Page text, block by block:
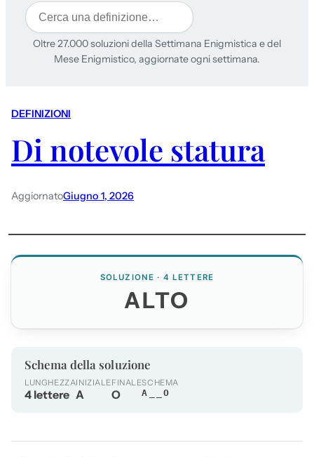
Cerca
Oltre 27.000 soluzioni della Settimana Enigmistica e del
Mese Enigmistico, aggiornate ogni settimana.
DEFINIZIONI
Di notevole statura
AggiornatoGiugno 1, 2026
SOLUZIONE · 4 LETTERE
ALTO
Schema della soluzione
LUNGHEZZA
4 lettere
INIZIALE
A
FINALE
O
SCHEMA
A__O